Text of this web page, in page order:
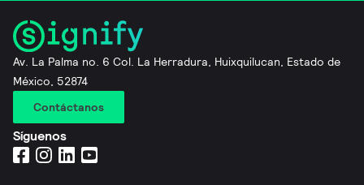
Av. La Palma no. 6 Col. La Herradura, Huixquilucan, Estado de
México, 52874
Contáctanos
Síguenos